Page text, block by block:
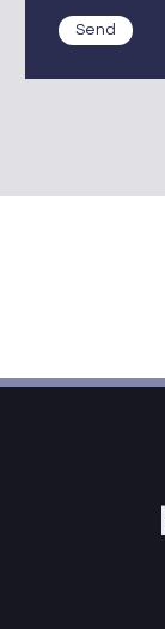
Send